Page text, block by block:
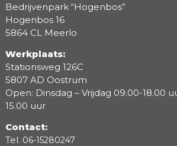
Beoordeling
Bedrijvenpark “Hogenbos”
Hogenbos 16
5864 CL Meerlo
Werkplaats:
Stationsweg 126C
5807 AD Oostrum
Open: Dinsdag – Vrijdag 09.00-18.00
15.00 uur
Contact:
Tel. 06-15280247